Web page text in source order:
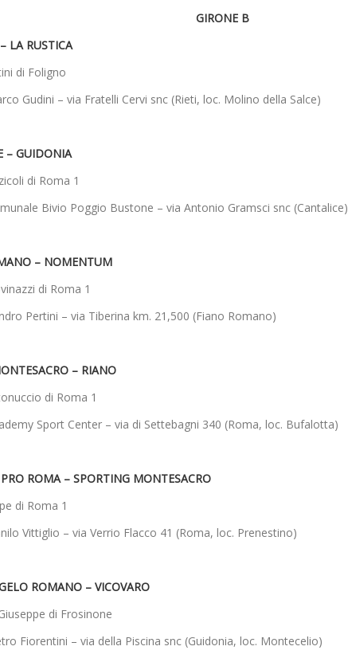
GIRONE B
LA RUSTICA
di Foligno
Gudini – via Fratelli Cervi snc (Rieti, loc. Molino della Salce)
– GUIDONIA
di Roma 1
Bivio Poggio Bustone – via Antonio Gramsci snc (Cantalice)
– NOMENTUM
di Roma 1
Pertini – via Tiberina km. 21,500 (Fiano Romano)
– RIANO
di Roma 1
Sport Center – via di Settebagni 340 (Roma, loc. Bufalotta)
ROMA – SPORTING MONTESACRO
di Roma 1
Vittiglio – via Verrio Flacco 41 (Roma, loc. Prenestino)
ROMANO – VICOVARO
di Frosinone
Fiorentini – via della Piscina snc (Guidonia, loc. Montecelio)